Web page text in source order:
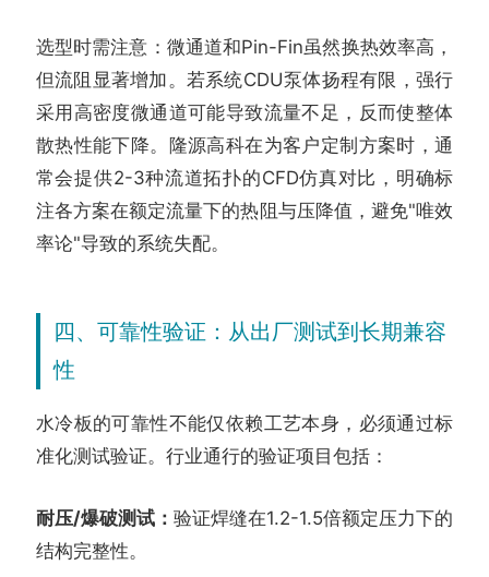
选型时需注意：微通道和Pin-Fin虽然换热效率高，
但流阻显著增加。若系统CDU泵体扬程有限，强行
采用高密度微通道可能导致流量不足，反而使整体
散热性能下降。隆源高科在为客户定制方案时，通
常会提供2-3种流道拓扑的CFD仿真对比，明确标
注各方案在额定流量下的热阻与压降值，避免"唯效
率论"导致的系统失配。
四、可靠性验证：从出厂测试到长期兼容
性
水冷板的可靠性不能仅依赖工艺本身，必须通过标
准化测试验证。行业通行的验证项目包括：
耐压/爆破测试： 验证焊缝在1.2-1.5倍额定压力下的
结构完整性。